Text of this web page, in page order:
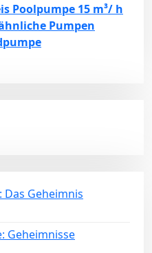
Poolpumpe 15 m³/ h
Pumpen
Das Geheimnis
Geheimnisse